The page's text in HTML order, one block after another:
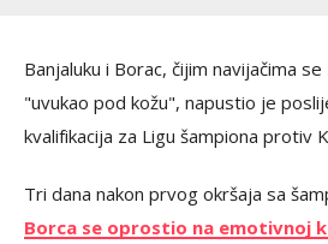
Banjaluku i Borac, čijim navijačima
"uvukao pod kožu", napustio je
kvalifikacija za Ligu šampiona protiv
Tri dana nakon prvog okršaja sa
Borca se oprostio na emotivnoj